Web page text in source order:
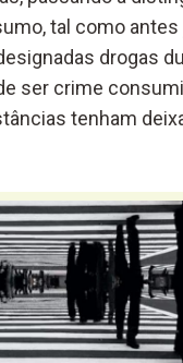
tal como
drogas
ser crime
tenham